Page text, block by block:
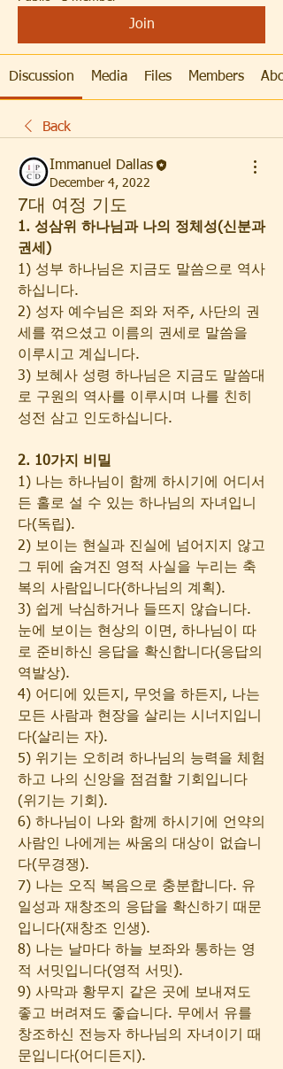
Join
Discussion Media Files Members
Back
Immanuel Dallas
December 4, 2022
7대 여정 기도
1. 성삼위 하나님과 나의 정체성(신분과
권세)
1) 성부 하나님은 지금도 말씀으로 역사
하십니다.
2) 성자 예수님은 죄와 저주, 사단의 권
세를 꺾으셨고 이름의 권세로 말씀을
이루시고 계십니다.
3) 보혜사 성령 하나님은 지금도 말씀대
로 구원의 역사를 이루시며 나를 친히
성전 삼고 인도하십니다.
2. 10가지 비밀
1) 나는 하나님이 함께 하시기에 어디서
든 홀로 설 수 있는 하나님의 자녀입니
다(독립).
2) 보이는 현실과 진실에 넘어지지 않고
그 뒤에 숨겨진 영적 사실을 누리는 축
복의 사람입니다(하나님의 계획).
3) 쉽게 낙심하거나 들뜨지 않습니다.
눈에 보이는 현상의 이면, 하나님이 따
로 준비하신 응답을 확신합니다(응답의
역발상).
4) 어디에 있든지, 무엇을 하든지, 나는
모든 사람과 현장을 살리는 시너지입니
다(살리는 자).
5) 위기는 오히려 하나님의 능력을 체험
하고 나의 신앙을 점검할 기회입니다
(위기는 기회).
6) 하나님이 나와 함께 하시기에 언약의
사람인 나에게는 싸움의 대상이 없습니
다(무경쟁).
7) 나는 오직 복음으로 충분합니다. 유
일성과 재창조의 응답을 확신하기 때문
입니다(재창조 인생).
8) 나는 날마다 하늘 보좌와 통하는 영
적 서밋입니다(영적 서밋).
9) 사막과 황무지 같은 곳에 보내져도
좋고 버려져도 좋습니다. 무에서 유를
창조하신 전능자 하나님의 자녀이기 때
문입니다(어디든지).